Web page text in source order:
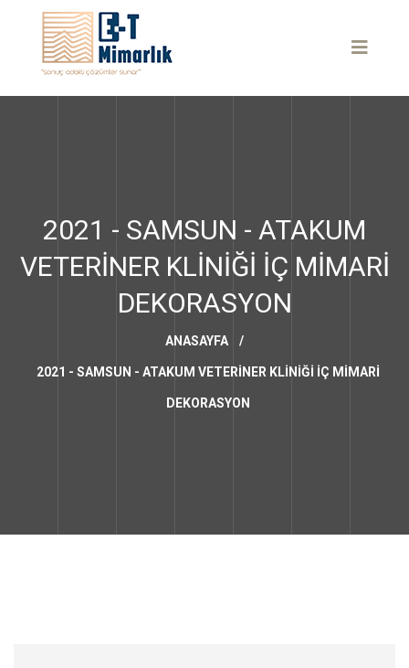
2021 - SAMSUN - ATAKUM
VETERINER KLINIĞI İÇ MIMARI
DEKORASYON
ANASAYFA /
2021 - SAMSUN - ATAKUM VETERINER KLINIĞI İÇ MIMARI
DEKORASYON